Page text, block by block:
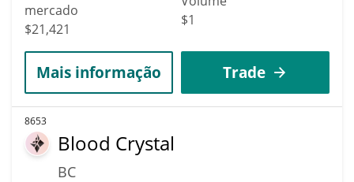
mercado
$21,421
$1
Mais informação Trade
8653
Blood Crystal
BC